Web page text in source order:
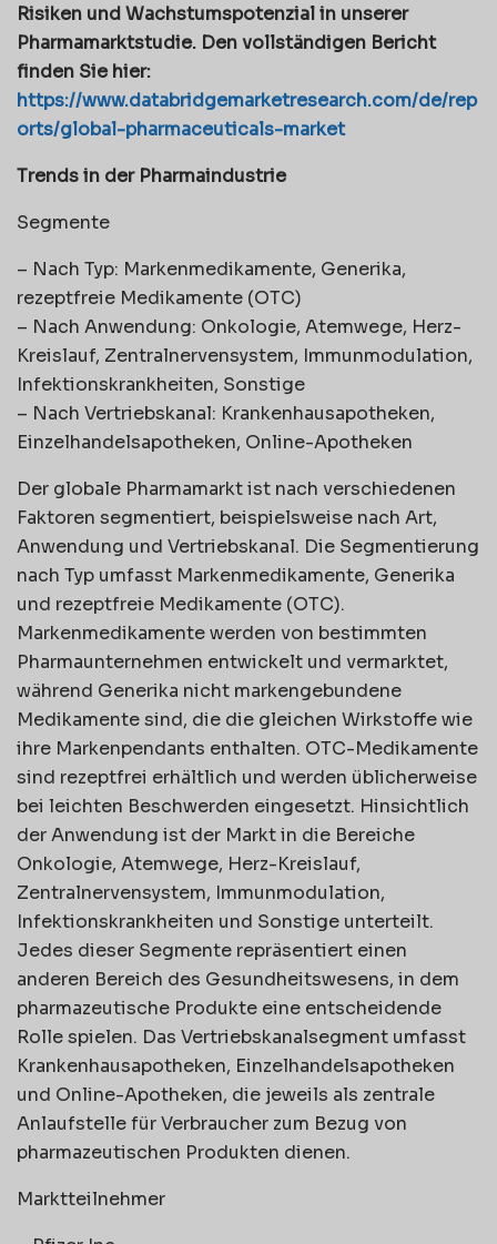
Risiken und Wachstumspotenzial in unserer
Pharmamarktstudie. Den vollständigen Bericht
finden Sie hier:
https://www.databridgemarketresearch.com/de/rep
orts/global-pharmaceuticals-market
Trends in der Pharmaindustrie
Segmente
– Nach Typ: Markenmedikamente, Generika,
rezeptfreie Medikamente (OTC)
– Nach Anwendung: Onkologie, Atemwege, Herz-
Kreislauf, Zentralnervensystem, Immunmodulation,
Infektionskrankheiten, Sonstige
– Nach Vertriebskanal: Krankenhausapotheken,
Einzelhandelsapotheken, Online-Apotheken
Der globale Pharmamarkt ist nach verschiedenen
Faktoren segmentiert, beispielsweise nach Art,
Anwendung und Vertriebskanal. Die Segmentierung
nach Typ umfasst Markenmedikamente, Generika
und rezeptfreie Medikamente (OTC).
Markenmedikamente werden von bestimmten
Pharmaunternehmen entwickelt und vermarktet,
während Generika nicht markengebundene
Medikamente sind, die die gleichen Wirkstoffe wie
ihre Markenpendants enthalten. OTC-Medikamente
sind rezeptfrei erhältlich und werden üblicherweise
bei leichten Beschwerden eingesetzt. Hinsichtlich
der Anwendung ist der Markt in die Bereiche
Onkologie, Atemwege, Herz-Kreislauf,
Zentralnervensystem, Immunmodulation,
Infektionskrankheiten und Sonstige unterteilt.
Jedes dieser Segmente repräsentiert einen
anderen Bereich des Gesundheitswesens, in dem
pharmazeutische Produkte eine entscheidende
Rolle spielen. Das Vertriebskanalsegment umfasst
Krankenhausapotheken, Einzelhandelsapotheken
und Online-Apotheken, die jeweils als zentrale
Anlaufstelle für Verbraucher zum Bezug von
pharmazeutischen Produkten dienen.
Marktteilnehmer